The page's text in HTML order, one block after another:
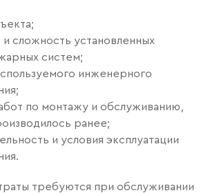
и сложность установленных
систем;
инженерного
по монтажу и обслуживанию,
ранее;
и условия эксплуатации
требуются при обслуживании